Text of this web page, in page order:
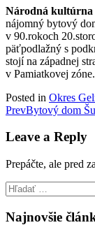
Národná kultúrna
nájomný bytový
v 90.rokoch
päťpodlažný s
stojí na západnej
v Pamiatkovej zóne.
Posted in Okres
Post
navigation
PrevBytový dom
Leave a Reply
Prepáčte, ale pred
Hľadať:
Najnovšie